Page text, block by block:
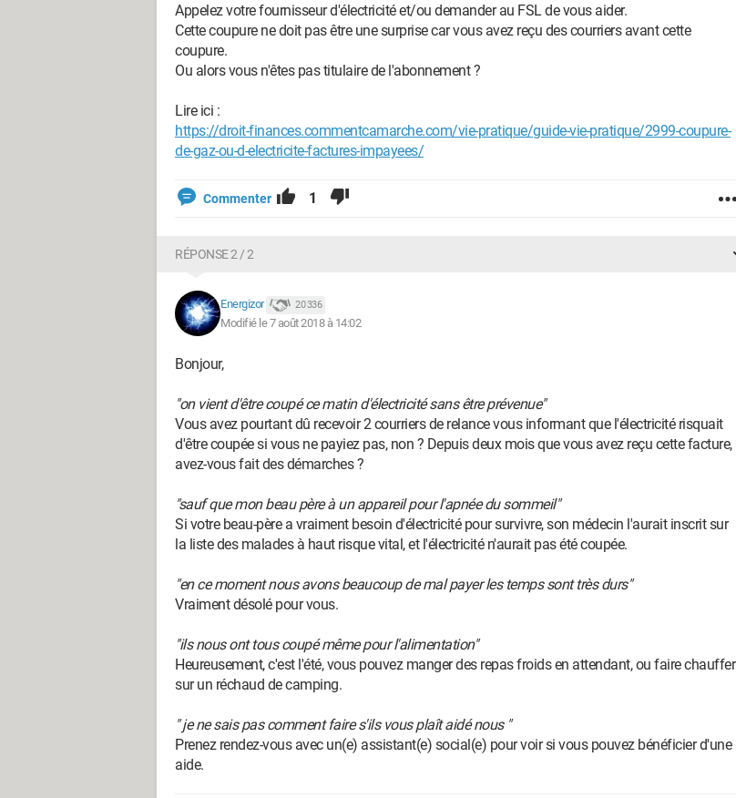
Appelez votre fournisseur d'électricité et/ou demander au FSL de vous aider.
Cette coupure ne doit pas être une surprise car vous avez reçu des courriers avant cette
coupure.
Ou alors vous n'êtes pas titulaire de l'abonnement ?
Lire ici :
https://droit-finances.commentcamarche.com/vie-pratique/guide-vie-pratique/2999-coupure-
de-gaz-ou-d-electricite-factures-impayees/
Commenter 1
RÉPONSE 2 / 2
Energizor 20 336
Modifié le 7 août 2018 à 14:02
Bonjour,
"on vient d'être coupé ce matin d'électricité sans être prévenue"
Vous avez pourtant dû recevoir 2 courriers de relance vous informant que l'électricité risquait
d'être coupée si vous ne payiez pas, non ? Depuis deux mois que vous avez reçu cette facture,
avez-vous fait des démarches ?
"sauf que mon beau père à un appareil pour l'apnée du sommeil"
Si votre beau-père a vraiment besoin d'électricité pour survivre, son médecin l'aurait inscrit sur
la liste des malades à haut risque vital, et l'électricité n'aurait pas été coupée.
"en ce moment nous avons beaucoup de mal payer les temps sont très durs"
Vraiment désolé pour vous.
"ils nous ont tous coupé même pour l'alimentation"
Heureusement, c'est l'été, vous pouvez manger des repas froids en attendant, ou faire chauffer
sur un réchaud de camping.
" je ne sais pas comment faire s'ils vous plaît aidé nous "
Prenez rendez-vous avec un(e) assistant(e) social(e) pour voir si vous pouvez bénéficier d'une
aide.